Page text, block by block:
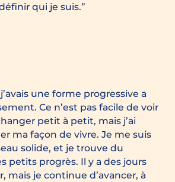
qui je suis.
une forme progressive a
Ce n’est pas facile de voir
petit à petit, mais j’ai
ma façon de vivre. Je me suis
solide, et je trouve du
petits progrès. Il y a des jours
mais je continue d’avancer, à